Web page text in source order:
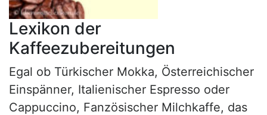
Lexikon der
Kaffeezubereitungen
Egal ob Türkischer Mokka, Österreichischer
Einspänner, Italienischer Espresso oder
Cappuccino, Fanzösischer Milchkaffe, das